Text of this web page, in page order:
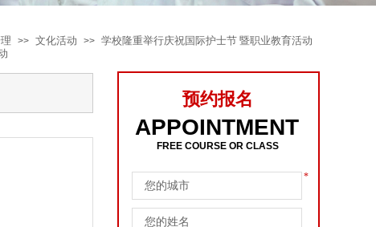
>> 文化活动 >> 学校隆重举行庆祝国际护士节 暨职业教育活动
*
APPOINTMENT
FREE COURSE OR CLASS
预约报名